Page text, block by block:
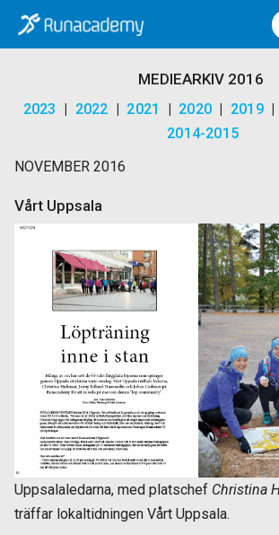
MEDIEARKIV 2016
2023 | 2022 | 2021 | 2020 | 2019|
2014-2015
NOVEMBER 2016
Vårt Uppsala
Uppsalaledarna, med platschef Christina
träffar lokaltidningen Vårt Uppsala.